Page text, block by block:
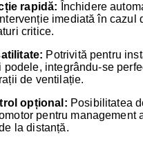
rapidă: Închidere
imediată în cazul
critice.
Potrivită pentru
podele, integrându-se
de ventilație.
opțional: Posibilitatea
pentru management
la distanță.